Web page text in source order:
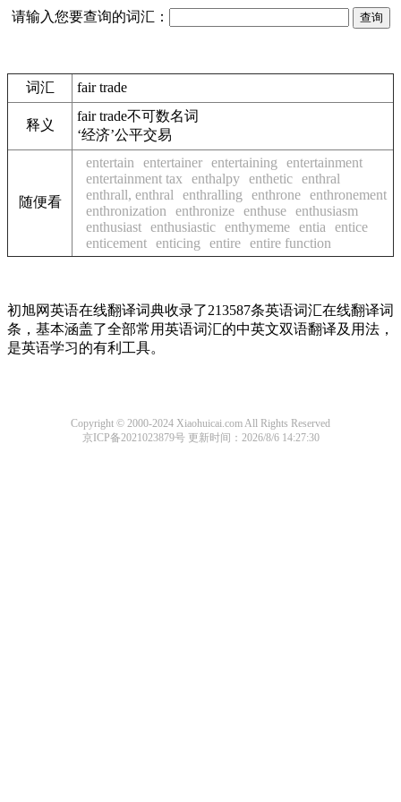
请输入您要查询的词汇：
词汇 fair trade
释义
fair trade不可数名词
‘经济’公平交易
随便看
entertain entertainer entertaining
entertainment
entertainment tax
enthalpy enthetic enthral
enthrall, enthral
enthralling enthrone enthronement
enthronization
enthronize enthuse enthusiasm
enthusiast enthusiastic enthymeme entia
entice
enticement enticing entire entire function
初旭网英语在线翻译词典收录了213587条英语词汇在线翻译词
条，基本涵盖了全部常用英语词汇的中英文双语翻译及用法，
是英语学习的有利工具。
Copyright © 2000-2024 Xiaohuicai.com All Rights Reserved
京ICP备2021023879号更新时间：2026/8/6 14:27:30